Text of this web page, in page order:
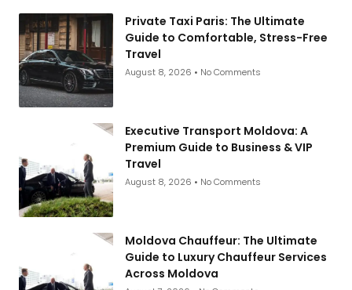
Private Taxi Paris: The Ultimate
Guide to Comfortable, Stress-Free
Travel
August 8, 2026 No Comments
Executive Transport Moldova: A
Premium Guide to Business & VIP
Travel
August 8, 2026 No Comments
Moldova Chauffeur: The Ultimate
Guide to Luxury Chauffeur Services
Across Moldova